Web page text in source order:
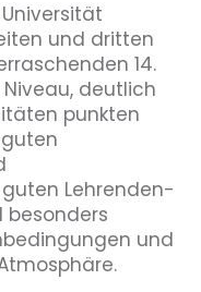
und dritten
14.
deutlich
punkten
Lehrenden-
besonders
und